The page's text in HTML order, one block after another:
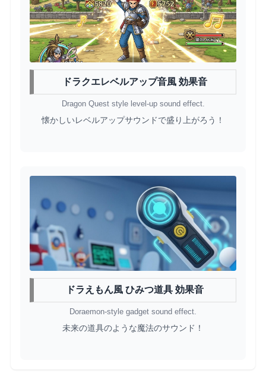
ドラクエレベルアップ音風 効果音
Dragon Quest style level-up sound effect.
懐かしいレベルアップサウンドで盛り上がろう！
ドラえもん風 ひみつ道具 効果音
Doraemon-style gadget sound effect.
未来の道具のような魔法のサウンド！